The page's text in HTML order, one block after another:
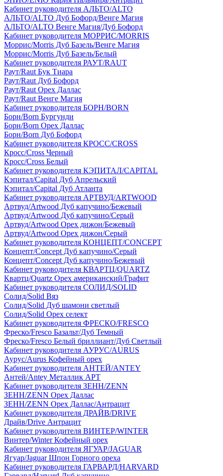
Кабинет руководителя АЛЬТО/ALTO
АЛЬТО/ALTO Дуб Бофорд/Венге Магия
АЛЬТО/ALTO Венге Магия/Дуб Бофорд
Кабинет руководителя МОРРИС/MORRIS
Моррис/Morris Дуб Базель/Венге Магия
Моррис/Morris Дуб Базель/Белый
Кабинет руководителя РАУТ/RAUT
Раут/Raut Бук Тиара
Раут/Raut Дуб Бофорд
Раут/Raut Орех Даллас
Раут/Raut Венге Магия
Кабинет руководителя БОРН/BORN
Борн/Born Бургунди
Борн/Born Орех Даллас
Борн/Born Дуб Бофорд
Кабинет руководителя КРОСС/CROSS
Кросс/Cross Черный
Кросс/Cross Белый
Кабинет руководителя КЭПИТАЛ/CAPITAL
Кэпитал/Capital Дуб Апрельский
Кэпитал/Capital Дуб Атланта
Кабинет руководителя АРТВУД/ARTWOOD
Артвуд/Artwood Дуб капучино/Бежевый
Артвуд/Artwood Дуб капучино/Серый
Артвуд/Artwood Орех дижон/Бежевый
Артвуд/Artwood Орех дижон/Серый
Кабинет руководителя КОНЦЕПТ/CONCEPT
Концепт/Concept Дуб капучино/Серый
Концепт/Concept Дуб капучино/Бежевый
Кабинет руководителя КВАРТЦ/QUARTZ
Квартц/Quartz Орех американский/Графит
Кабинет руководителя СОЛИД/SOLID
Солид/Solid Вяз
Солид/Solid Дуб шамони светлый
Солид/Solid Орех селект
Кабинет руководителя ФРЕСКО/FRESCO
Фреско/Fresco Базальт/Дуб Темный
Фреско/Fresco Белый бриллиант/Дуб Светлый
Кабинет руководителя АУРУС/AURUS
Аурус/Aurus Кофейный орех
Кабинет руководителя АНТЕЙ/ANTEY
Антей/Antey Металлик АРТ
Кабинет руководителя ЗЕНН/ZENN
ЗЕНН/ZENN Орех Даллас
ЗЕНН/ZENN Орех Даллас/Антрацит
Кабинет руководителя ДРАЙВ/DRIVE
Драйв/Drive Антрацит
Кабинет руководителя ВИНТЕР/WINTER
Винтер/Winter Кофейный орех
Кабинет руководителя ЯГУАР/JAGUAR
Ягуар/Jaguar Шпон Горного ореха
Кабинет руководителя ГАРВАРД/HARVARD